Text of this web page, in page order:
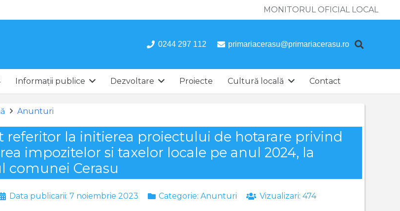
MONITORUL OFICIAL LOCAL
0244 297 112 primariacerasu@primariacerasu.ro
Informații publice Dezvoltare Proiecte Cultură locală Contact
Anunturi
referitor la initierea proiectului de hotarare privind
impozitelor si taxelor locale pe anul 2024, la
comunei Cerasu
Data publicarii: 7 noiembrie 2023 Categorie:Anunturi Vizualizari: 474